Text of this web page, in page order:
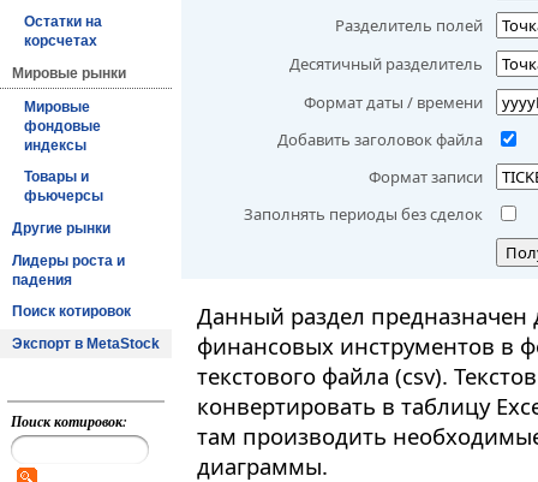
Остатки на
корсчетах
Мировые рынки
Мировые
фондовые
индексы
Товары и
фьючерсы
Другие рынки
Лидеры роста и
падения
Поиск котировок
Экспорт в MetaStock
Поиск котировок:
Разделитель полей
Десятичный разделитель
Формат даты / времени
Добавить заголовок файла
Формат записи
Заполнять периоды без сделок
Данный раздел
финансовых инструментов в
текстового файла (csv).
конвертировать в таблицу
там производить
диаграммы.